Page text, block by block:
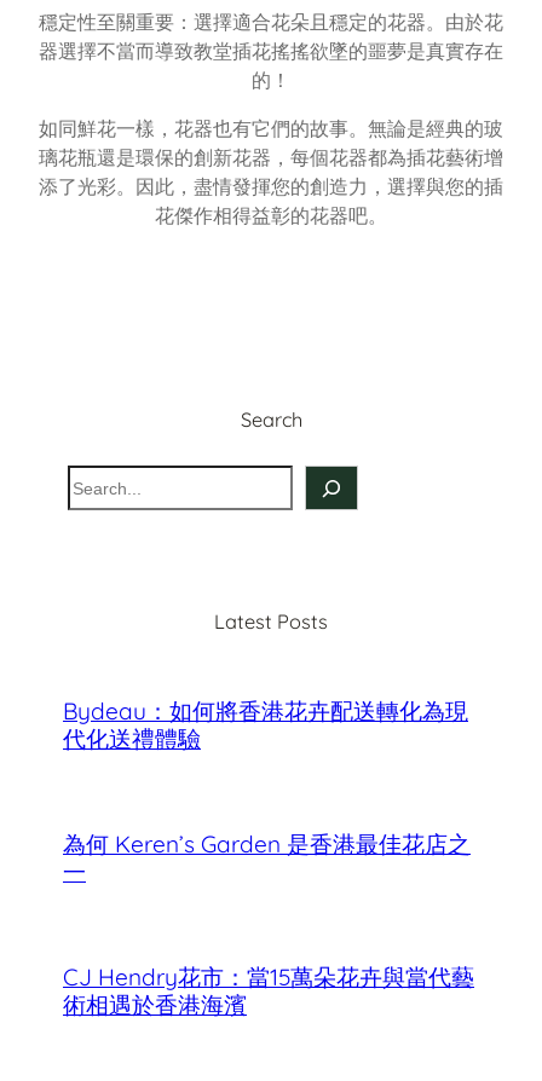
穩定性至關重要：選擇適合花朵且穩定的花器。由於花
器選擇不當而導致教堂插花搖搖欲墜的噩夢是真實存在
的！
如同鮮花一樣，花器也有它們的故事。無論是經典的玻
璃花瓶還是環保的創新花器，每個花器都為插花藝術增
添了光彩。因此，盡情發揮您的創造力，選擇與您的插
花傑作相得益彰的花器吧。
Search
S
e
Latest Posts
Bydeau：如何將香港花卉配送轉化為現
代化送禮體驗
為何 Keren’s Garden 是香港最佳花店之
一
CJ Hendry花市：當15萬朵花卉與當代藝
術相遇於香港海濱